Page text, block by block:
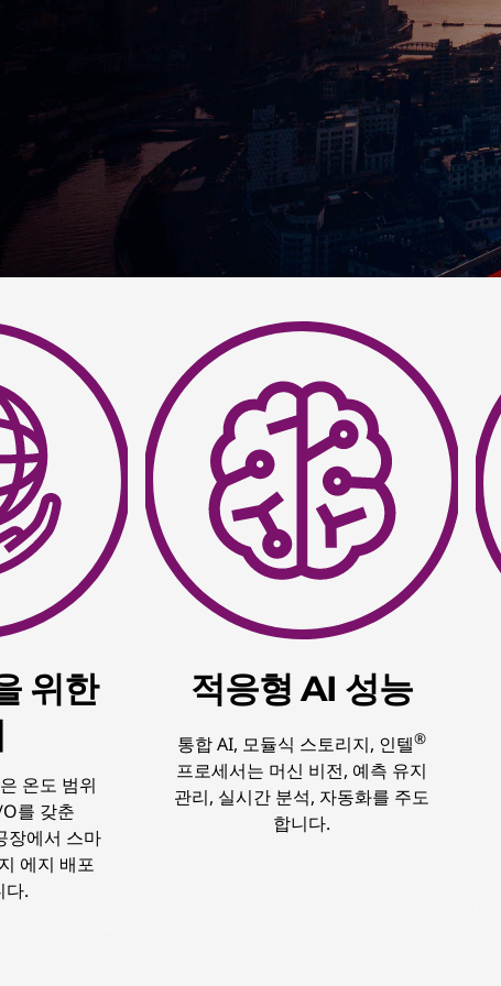
위한
온도 범위
를 갖춘
장에서 스마
에지 배포
다.
적응형 AI 성능
통합 AI, 모듈식 스토리지, 인텔®
프로세서는 머신 비전, 예측 유지
관리, 실시간 분석, 자동화를 주도
합니다.